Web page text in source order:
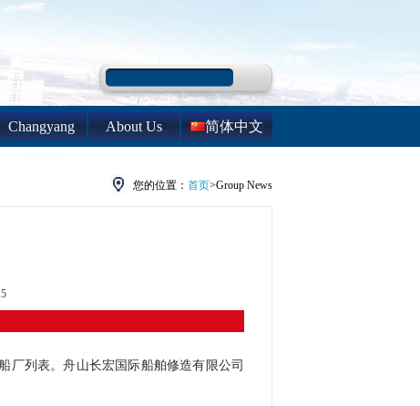
Changyang
About Us 简体中文
您的位置： 首页>Group News
厂列表。舟山长宏国际船舶修造有限公司